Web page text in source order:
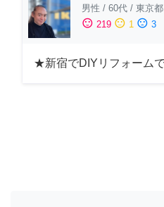
男性 / 60代 / 東京都
sentiment_satisfied 219 sentiment_neutral 1 sentiment_dissatisfied 3
★新宿でDIYリフォーム